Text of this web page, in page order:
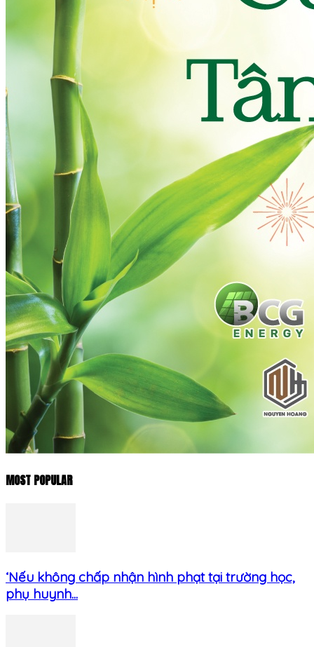
MOST POPULAR
‘Nếu không chấp nhận hình phạt tại trường học,
phụ huynh...